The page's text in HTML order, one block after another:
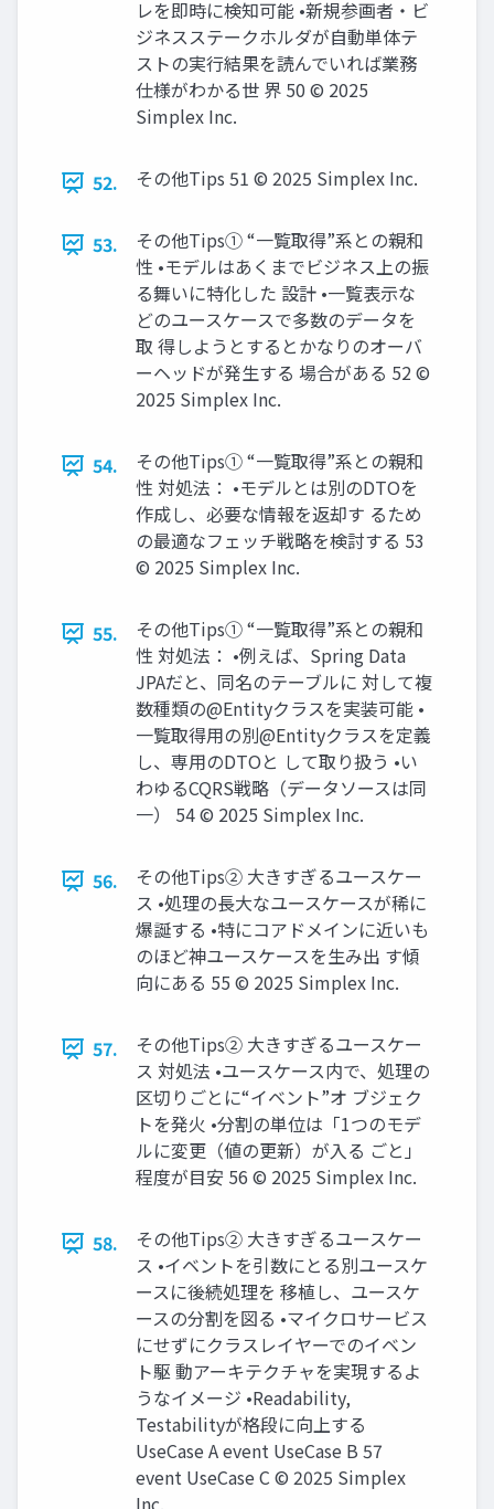
レを即時に検知可能 •新規参画者・ビ
ジネスステークホルダが自動単体テ
ストの実行結果を読んでいれば業務
仕様がわかる世 界 50 © 2025
Simplex Inc.
52. その他Tips 51 © 2025 Simplex Inc.
53.
その他Tips① “一覧取得”系との親和
性 •モデルはあくまでビジネス上の振
る舞いに特化した 設計 •一覧表示な
どのユースケースで多数のデータを
取 得しようとするとかなりのオーバ
ーヘッドが発生する 場合がある 52 ©
2025 Simplex Inc.
54.
その他Tips① “一覧取得”系との親和
性 対処法： •モデルとは別のDTOを
作成し、必要な情報を返却す るため
の最適なフェッチ戦略を検討する 53
© 2025 Simplex Inc.
55.
その他Tips① “一覧取得”系との親和
性 対処法： •例えば、Spring Data
JPAだと、同名のテーブルに 対して複
数種類の@Entityクラスを実装可能 •
一覧取得用の別@Entityクラスを定義
し、専用のDTOと して取り扱う •い
わゆるCQRS戦略（データソースは同
一） 54 © 2025 Simplex Inc.
56.
その他Tips② 大きすぎるユースケー
ス •処理の長大なユースケースが稀に
爆誕する •特にコアドメインに近いも
のほど神ユースケースを生み出 す傾
向にある 55 © 2025 Simplex Inc.
57.
その他Tips② 大きすぎるユースケー
ス 対処法 •ユースケース内で、処理の
区切りごとに“イベント”オ ブジェク
トを発火 •分割の単位は「1つのモデ
ルに変更（値の更新）が入る ごと」
程度が目安 56 © 2025 Simplex Inc.
58.
その他Tips② 大きすぎるユースケー
ス •イベントを引数にとる別ユースケ
ースに後続処理を 移植し、ユースケ
ースの分割を図る •マイクロサービス
にせずにクラスレイヤーでのイベン
ト駆 動アーキテクチャを実現するよ
うなイメージ •Readability,
Testabilityが格段に向上する
UseCase A event UseCase B 57
event UseCase C © 2025 Simplex